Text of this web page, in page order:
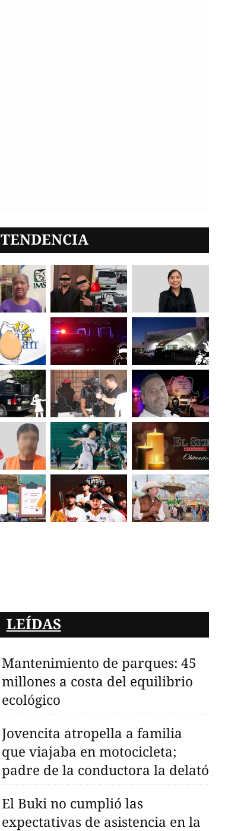
TENDENCIA
LEÍDAS
Mantenimiento de parques: 45
millones a costa del equilibrio
ecológico
Jovencita atropella a familia
que viajaba en motocicleta;
padre de la conductora la delató
El Buki no cumplió las
expectativas de asistencia en la